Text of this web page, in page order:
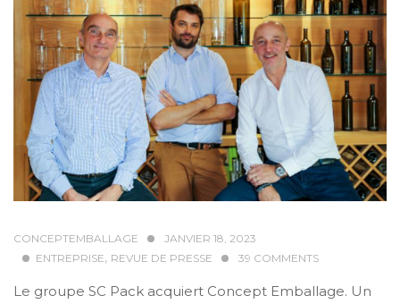
CONCEPTEMBALLAGE
JANVIER 18, 2023
ENTREPRISE, REVUE DE PRESSE 39 COMMENTS
Le groupe SC Pack acquiert Concept Emballage. Un